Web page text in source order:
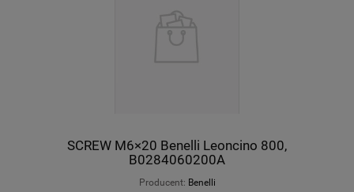
SCREW M6×20 Benelli Leoncino 800,
B0284060200A
Producent: Benelli